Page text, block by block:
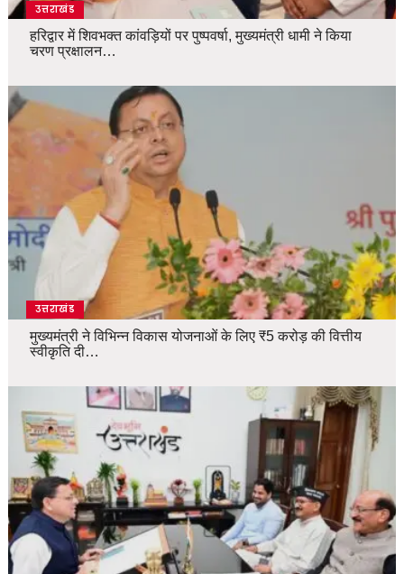
उत्तराखंड
हरिद्वार में शिवभक्त कांवड़ियों पर पुष्पवर्षा, मुख्यमंत्री धामी ने किया
चरण प्रक्षालन…
उत्तराखंड
मुख्यमंत्री ने विभिन्न विकास योजनाओं के लिए ₹5 करोड़ की वित्तीय
स्वीकृति दी…